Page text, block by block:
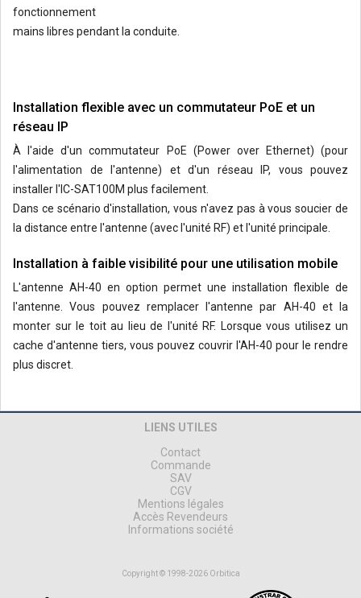
fonctionnement
mains libres pendant la conduite.
Installation flexible avec un commutateur PoE et un
réseau IP
À l'aide d'un commutateur PoE (Power over Ethernet) (pour
l'alimentation de l'antenne) et d'un réseau IP, vous pouvez
installer l'IC-SAT100M plus facilement.
Dans ce scénario d'installation, vous n'avez pas à vous soucier de
la distance entre l'antenne (avec l'unité RF) et l'unité principale.
Installation à faible visibilité pour une utilisation mobile
L'antenne AH-40 en option permet une installation flexible de
l'antenne. Vous pouvez remplacer l'antenne par AH-40 et la
monter sur le toit au lieu de l'unité RF. Lorsque vous utilisez un
cache d'antenne tiers, vous pouvez couvrir l'AH-40 pour le rendre
plus discret.
LIENS UTILES
Contact
Commande
SAV
CGV
Mentions légales
Accès Revendeurs
Informations société
Copyright © 1998-2026 Orbitica